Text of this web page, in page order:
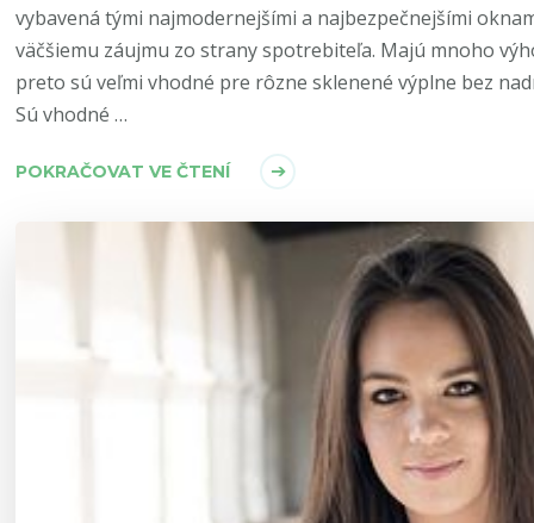
vybavená tými najmodernejšími a najbezpečnejšími
väčšiemu záujmu zo strany spotrebiteľa. Majú mnoho
preto sú veľmi vhodné pre rôzne sklenené výplne bez
Sú vhodné …
POKRAČOVAT VE ČTENÍ